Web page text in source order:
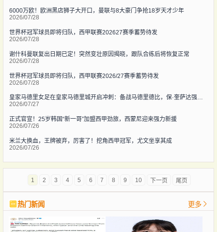
6000万欧！欧洲黑店狮子大开口，曼联与8大豪门争抢18岁天才少年
2026/07/28
世界杯冠军球员即将归队，西甲联赛202627赛季蓄势待发
2026/07/28
谢什科曼联复出日期已定！突然变壮原因揭晓，跟队合练后将恢复正常
2026/07/28
世界杯冠军球员即将归队，西甲联赛2026/27赛季蓄势待发
2026/07/28
皇家马德里女足在皇家马德里城开启冲刺：备战马德里德比，保·奎萨达强调速度与控球
2026/07/27
正式官宣！25岁韩国“新一哥”加盟西甲劲旅，西蒙尼迎来强力新援
2026/07/26
米兰大换血，王牌被弃，厉害了！挖角西甲冠军，尤文坐享其成
2026/07/26
1 2 3 4 5 6 7 8 9 10 下一页 尾页
热门新闻 更多